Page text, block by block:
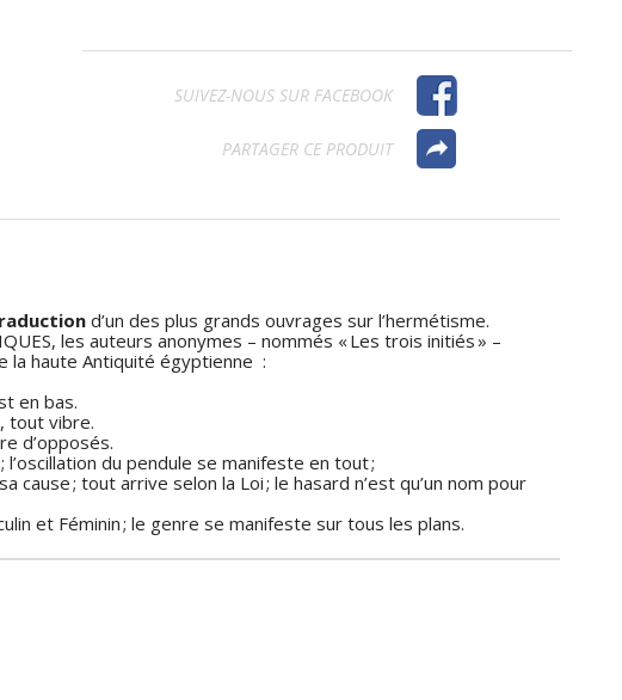
SUIVEZ-NOUS SUR FACEBOOK
PARTAGER CE PRODUIT
d’un des plus grands ouvrages sur l’hermétisme.
les auteurs anonymes – nommés « Les trois initiés » –
la haute Antiquité égyptienne :
en bas.
tout vibre.
d’opposés.
du pendule se manifeste en tout ;
; tout arrive selon la Loi ; le hasard n’est qu’un nom pour
et Féminin ; le genre se manifeste sur tous les plans.